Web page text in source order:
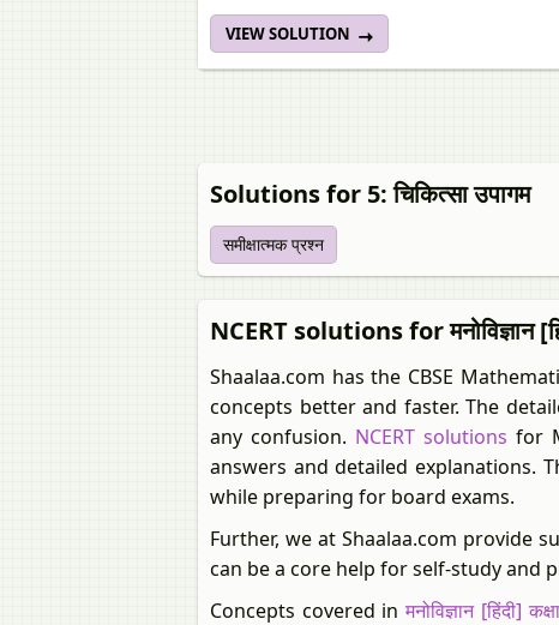
VIEW SOLUTION
Solutions for 5: चिकित्सा उपागम
समीक्षात्मक प्रश्न
NCERT solutions for मनोविज्ञान
Shaalaa.com has the CBSE
concepts better and faster. The
any confusion. NCERT solutions for
answers and detailed explanations.
while preparing for board exams.
Further, we at Shaalaa.com provide
can be a core help for self-study and
Concepts covered inमनोविज्ञान [हिंदी]